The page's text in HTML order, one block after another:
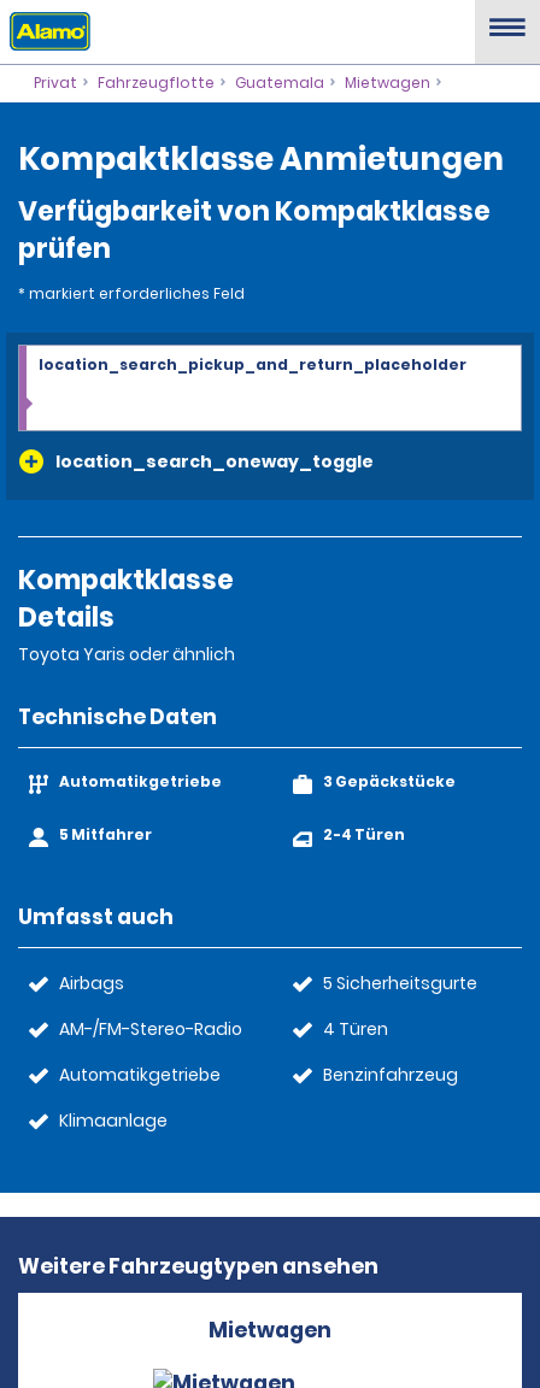
Privat Fahrzeugflotte Guatemala Mietwagen
Kompaktklasse Anmietungen
Verfügbarkeit von Kompaktklasse
prüfen
* markiert erforderliches Feld
location_search_oneway_toggle
location_search_pickup_and_return_placeholder
Kompaktklasse
Details
Toyota Yaris oder ähnlich
Technische Daten
Automatikgetriebe
5 Mitfahrer
3 Gepäckstücke
2-4 Türen
Umfasst auch
Airbags
AM-/FM-Stereo-Radio
Automatikgetriebe
Klimaanlage
5 Sicherheitsgurte
4 Türen
Benzinfahrzeug
Weitere Fahrzeugtypen ansehen
Mietwagen